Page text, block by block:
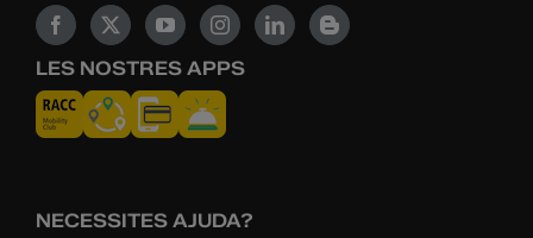
LES NOSTRES APPS
NECESSITES AJUDA?